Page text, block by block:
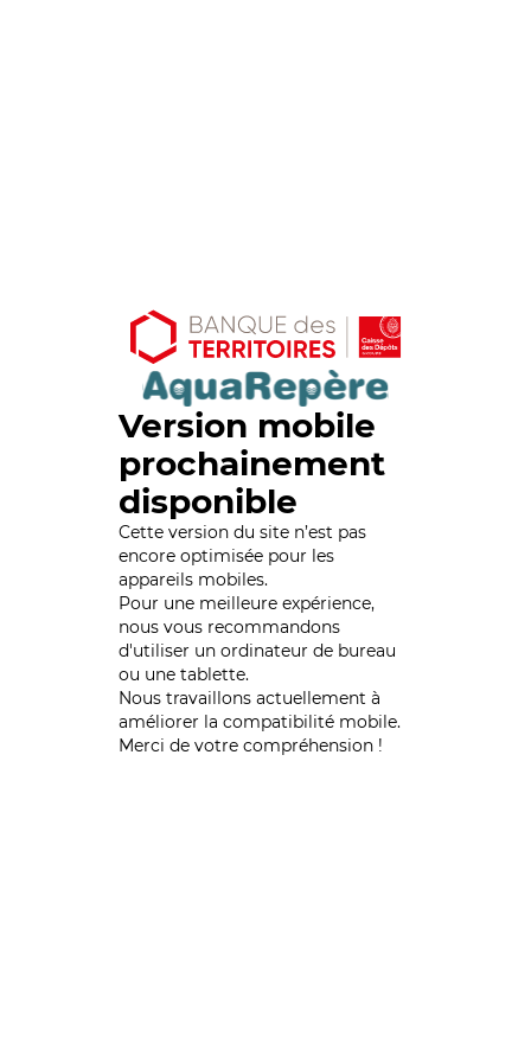
Version mobile
prochainement
disponible
Cette version du site n’est pas
encore optimisée pour les
appareils mobiles.
Pour une meilleure expérience,
nous vous recommandons
d'utiliser un ordinateur de bureau
ou une tablette.
Nous travaillons actuellement à
améliorer la compatibilité mobile.
Merci de votre compréhension !